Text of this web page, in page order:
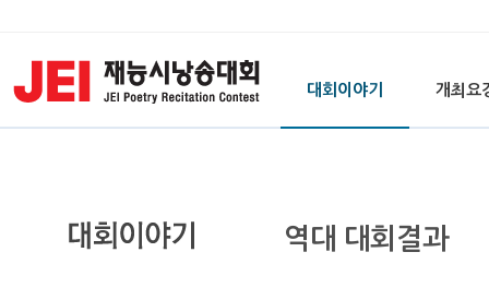
대회이야기 개최요
역대 대회결과